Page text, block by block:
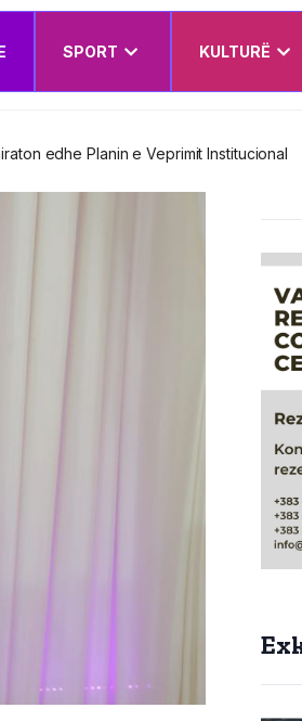
SPORT KULTURË
edhe Planin e Veprimit Institucional